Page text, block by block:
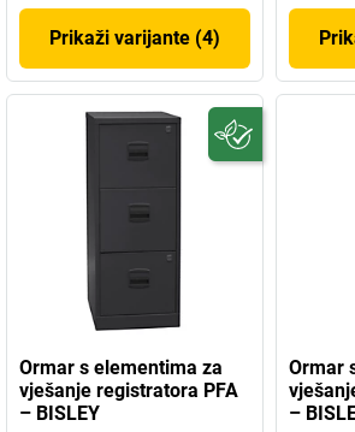
Prikaži varijante (4)
Ormar s elementima za
vješanje registratora PFA
– BISLEY
Ormar
–